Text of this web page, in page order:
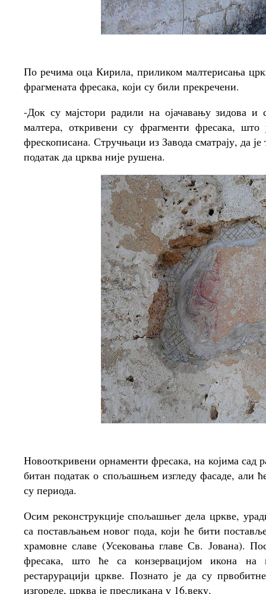
По речима оца Кирила, приликом малтерисања
фрагмената фресака, који су били прекречени.
-Док су мајстори радили на ојачавању зидова и
малтера, откривени су фрагменти фресака,
фрескописана. Стручњаци из Завода сматрају, да
податак да црква није рушена.
Новооткривени орнаменти фресака, на којима сад
битан податак о спољашњем изгледу фасаде, али
су периода.
Осим реконструкције спољашњег дела цркве,
са постављањем новог пода, који ће бити
храмовне славе (Усековања главе Св. Јована).
фресака, што ће са конзервацијом икона на
рестарурацији цркве. Познато је да су
изгореле, црква је пресликана у 16.веку.